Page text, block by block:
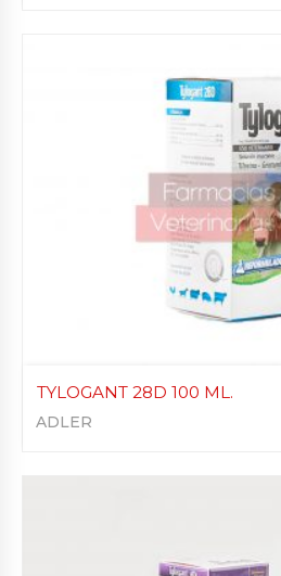
TYLOGANT 28D 100 ML.
ADLER